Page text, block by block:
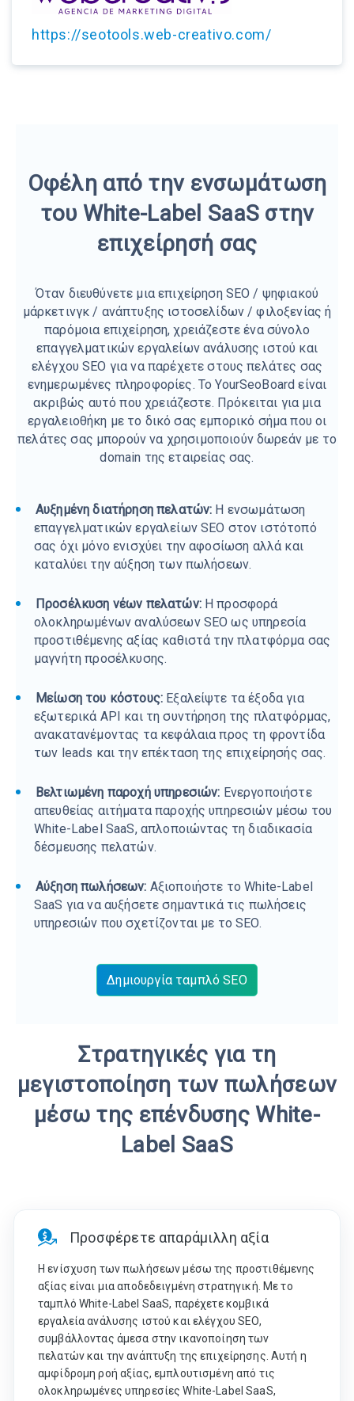
https://seotools.web-creativo.com/
Οφέλη από την ενσωμάτωση
του White-Label SaaS στην
επιχείρησή σας
Όταν διευθύνετε μια επιχείρηση SEO / ψηφιακού
μάρκετινγκ / ανάπτυξης ιστοσελίδων / φιλοξενίας ή
παρόμοια επιχείρηση, χρειάζεστε ένα σύνολο
επαγγελματικών εργαλείων ανάλυσης ιστού και
ελέγχου SEO για να παρέχετε στους πελάτες σας
ενημερωμένες πληροφορίες. Το YourSeoBoard είναι
ακριβώς αυτό που χρειάζεστε. Πρόκειται για μια
εργαλειοθήκη με το δικό σας εμπορικό σήμα που οι
πελάτες σας μπορούν να χρησιμοποιούν δωρεάν με το
domain της εταιρείας σας.
Αυξημένη διατήρηση πελατών: Η ενσωμάτωση
επαγγελματικών εργαλείων SEO στον ιστότοπό
σας όχι μόνο ενισχύει την αφοσίωση αλλά και
καταλύει την αύξηση των πωλήσεων.
Προσέλκυση νέων πελατών:Η προσφορά
ολοκληρωμένων αναλύσεων SEO ως υπηρεσία
προστιθέμενης αξίας καθιστά την πλατφόρμα σας
μαγνήτη προσέλκυσης.
Μείωση του κόστους: Εξαλείψτε τα έξοδα για
εξωτερικά API και τη συντήρηση της πλατφόρμας,
ανακατανέμοντας τα κεφάλαια προς τη φροντίδα
των leads και την επέκταση της επιχείρησής σας.
Βελτιωμένη παροχή υπηρεσιών: Ενεργοποιήστε
απευθείας αιτήματα παροχής υπηρεσιών μέσω του
White-Label SaaS, απλοποιώντας τη διαδικασία
δέσμευσης πελατών.
Αύξηση πωλήσεων: Αξιοποιήστε το White-Label
SaaS για να αυξήσετε σημαντικά τις πωλήσεις
υπηρεσιών που σχετίζονται με το SEO.
Δημιουργία ταμπλό SEO
Στρατηγικές για τη
μεγιστοποίηση των πωλήσεων
μέσω της επένδυσης White-
Label SaaS
Προσφέρετε απαράμιλλη αξία
Η ενίσχυση των πωλήσεων μέσω της προστιθέμενης
αξίας είναι μια αποδεδειγμένη στρατηγική. Με το
ταμπλό White-Label SaaS, παρέχετε κομβικά
εργαλεία ανάλυσης ιστού και ελέγχου SEO,
συμβάλλοντας άμεσα στην ικανοποίηση των
πελατών και την ανάπτυξη της επιχείρησης. Αυτή η
αμφίδρομη ροή αξίας, εμπλουτισμένη από τις
ολοκληρωμένες υπηρεσίες White-Label SaaS,